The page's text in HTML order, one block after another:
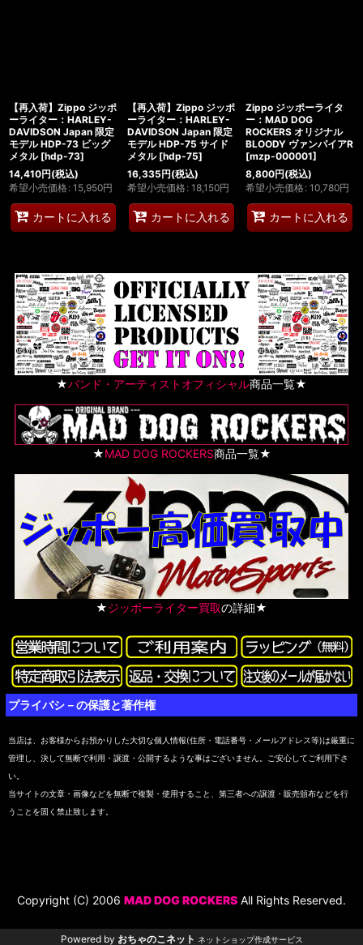
【再入荷】Zippo ジッポ
ーライター：HARLEY-
DAVIDSON Japan 限定
モデル HDP-73 ビッグ
メタル [hdp-73]
14,410円(税込)
希望小売価格 : 15,950円
カートに入れる
【再入荷】Zippo ジッポ
ーライター：HARLEY-
DAVIDSON Japan 限定
モデル HDP-75 サイド
メタル [hdp-75]
16,335円(税込)
希望小売価格 : 18,150円
カートに入れる
Zippo ジッポーライタ
ー：MAD DOG
ROCKERS オリジナル
BLOODY ヴァンパイアR
[mzp-000001]
8,800円(税込)
希望小売価格 : 10,780円
カートに入れる
★バンド・アーティストオフィシャル商品一覧★
★MAD DOG ROCKERS商品一覧★
★ジッポーライター買取の詳細★
プライバシ－の保護と著作権
当店は、お客様からお預かりした大切な個人情報(住所・電話番号・メールアドレス等)は厳重に
管理し、決して無断で利用・譲渡・公開するような事はございません。ご安心してご利用下さ
い。
当サイトの文章・画像などを無断で複製・使用すること、第三者への譲渡・販売頒布などを行
うことを固く禁止致します。
Copyright (C) 2006 MAD DOG ROCKERS All Rights Reserved.
Powered by おちゃのこネット ネットショップ作成サービス